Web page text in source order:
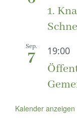
1.
Sep.
7 19:00
Kalender anzeigen